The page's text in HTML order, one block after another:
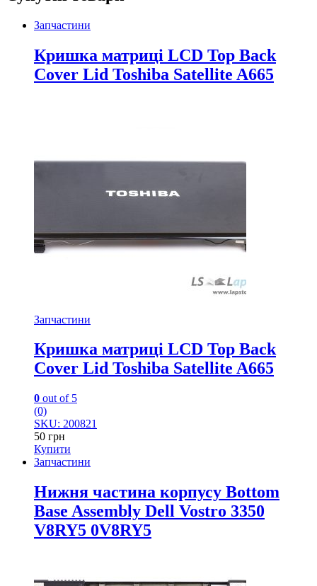
Запчастини
Кришка матриці LCD Top Back
Cover Lid Toshiba Satellite A665
Запчастини
Кришка матриці LCD Top Back
Cover Lid Toshiba Satellite A665
0 out of 5
(0)
SKU: 200821
50 грн
Купити
Запчастини
Нижня частина корпусу Bottom
Base Assembly Dell Vostro 3350
V8RY5 0V8RY5